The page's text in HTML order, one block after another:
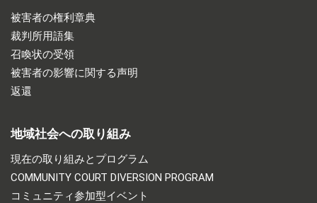
被害者の権利章典
裁判所用語集
召喚状の受領
被害者の影響に関する声明
返還
地域社会への取り組み
現在の取り組みとプログラム
COMMUNITY COURT DIVERSION PROGRAM
コミュニティ参加型イベント